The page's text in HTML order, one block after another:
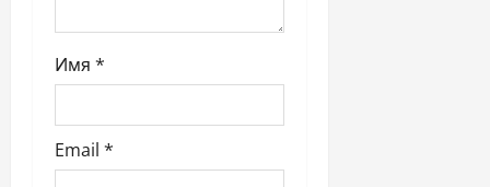
Имя *
Email *